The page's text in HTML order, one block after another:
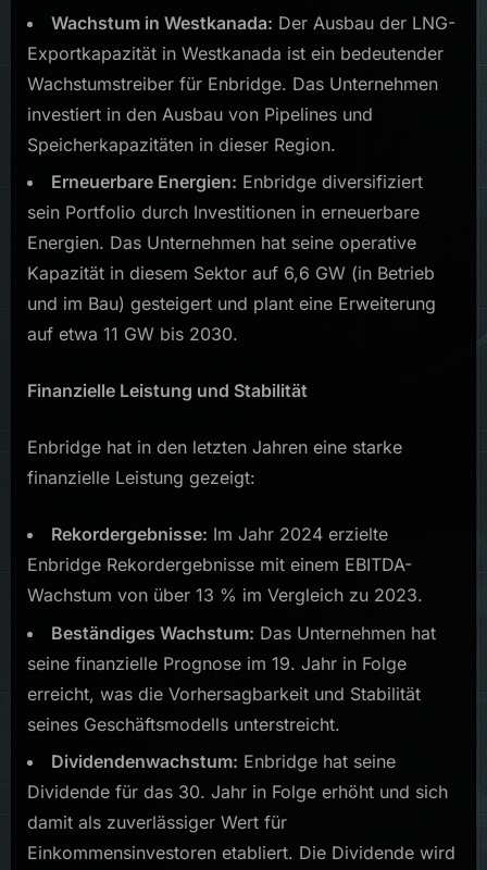
Wachstum in Westkanada: Der Ausbau der LNG-
Exportkapazität in Westkanada ist ein bedeutender
Wachstumstreiber für Enbridge. Das Unternehmen
investiert in den Ausbau von Pipelines und
Speicherkapazitäten in dieser Region.
Erneuerbare Energien: Enbridge diversifiziert
sein Portfolio durch Investitionen in erneuerbare
Energien. Das Unternehmen hat seine operative
Kapazität in diesem Sektor auf 6,6 GW (in Betrieb
und im Bau) gesteigert und plant eine Erweiterung
auf etwa 11 GW bis 2030.
Finanzielle Leistung und Stabilität
Enbridge hat in den letzten Jahren eine starke
finanzielle Leistung gezeigt:
Rekordergebnisse: Im Jahr 2024 erzielte
Enbridge Rekordergebnisse mit einem EBITDA-
Wachstum von über 13 % im Vergleich zu 2023.
Beständiges Wachstum: Das Unternehmen hat
seine finanzielle Prognose im 19. Jahr in Folge
erreicht, was die Vorhersagbarkeit und Stabilität
seines Geschäftsmodells unterstreicht.
Dividendenwachstum: Enbridge hat seine
Dividende für das 30. Jahr in Folge erhöht und sich
damit als zuverlässiger Wert für
Einkommensinvestoren etabliert. Die Dividende wird